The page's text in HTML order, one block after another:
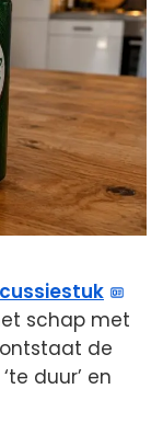
schap met
ontstaat de
duur’ en